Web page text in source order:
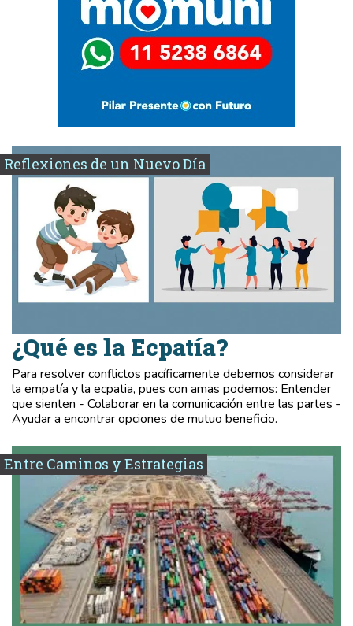
Reflexiones de un Nuevo Día
¿Qué es la Ecpatía?
Para resolver conflictos pacíficamente debemos considerar
la empatía y la ecpatia, pues con amas podemos: Entender
que sienten - Colaborar en la comunicación entre las partes -
Ayudar a encontrar opciones de mutuo beneficio.
Entre Caminos y Estrategias